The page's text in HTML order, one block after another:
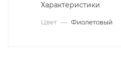
Характеристики
Цвет — Фиолетовый